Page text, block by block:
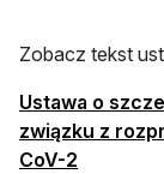
Zobacz tekst
Ustawa o
związku z
CoV-2